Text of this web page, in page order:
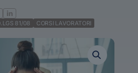
81/08 CORSI LAVORATORI